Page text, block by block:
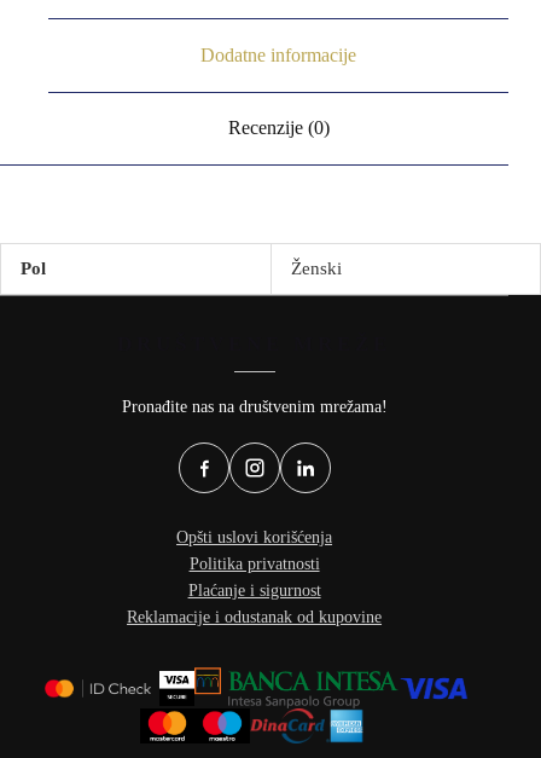
Dodatne informacije
Recenzije (0)
Pol Ženski
Pronađite nas na društvenim mrežama!
Opšti uslovi korišćenja
Politika privatnosti
Plaćanje i sigurnost
Reklamacije i odustanak od kupovine